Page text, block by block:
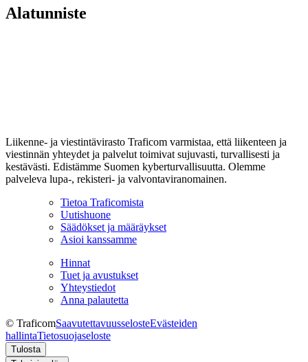
Alatunniste
Liikenne- ja viestintävirasto Traficom varmistaa, että liikenteen ja
viestinnän yhteydet ja palvelut toimivat sujuvasti, turvallisesti ja
kestävästi. Edistämme Suomen kyberturvallisuutta. Olemme
palveleva lupa-, rekisteri- ja valvontaviranomainen.
Tietoa Traficomista
Uutishuone
Säädökset ja määräykset
Asioi kanssamme
Hinnat
Tuet ja avustukset
Yhteystiedot
Anna palautetta
© TraficomSaavutettavuusselosteEvästeiden
hallintaTietosuojaseloste
Tulosta